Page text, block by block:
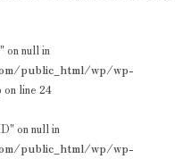
on null in
public_html/wp/wp-
on line 24
on null in
public_html/wp/wp-